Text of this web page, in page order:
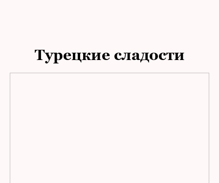
Турецкие сладости